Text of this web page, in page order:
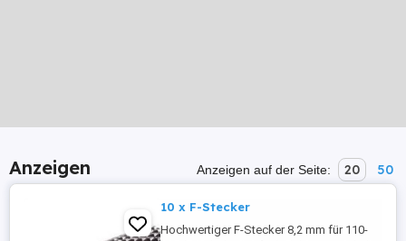
Anzeigen Anzeigen auf der Seite: 20 50
10 x F-Stecker
Hochwertiger F-Stecker 8,2 mm für 110-